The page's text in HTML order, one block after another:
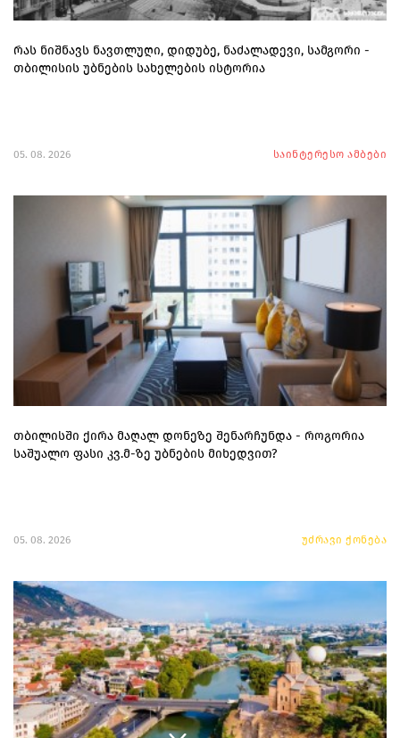
რას ნიშნავს ნავთლუღი, დიდუბე, ნაძალადევი, სამგორი -
თბილისის უბნების სახელების ისტორია
05. 08. 2026 საინტერესო ამბები
თბილისში ქირა მაღალ დონეზე შენარჩუნდა - როგორია
საშუალო ფასი კვ.მ-ზე უბნების მიხედვით?
05. 08. 2026 უძრავი ქონება